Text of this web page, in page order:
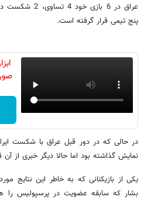
پنج تیمی قرار گرفته است.
در حالی که در دور قبل عراق با شکست
نمایش گذاشته بود اما حالا دیگر خبری از
یکی از بازیکنانی که به خاطر این نتایج
بشار که سابقه عضویت در پرسپولیس را